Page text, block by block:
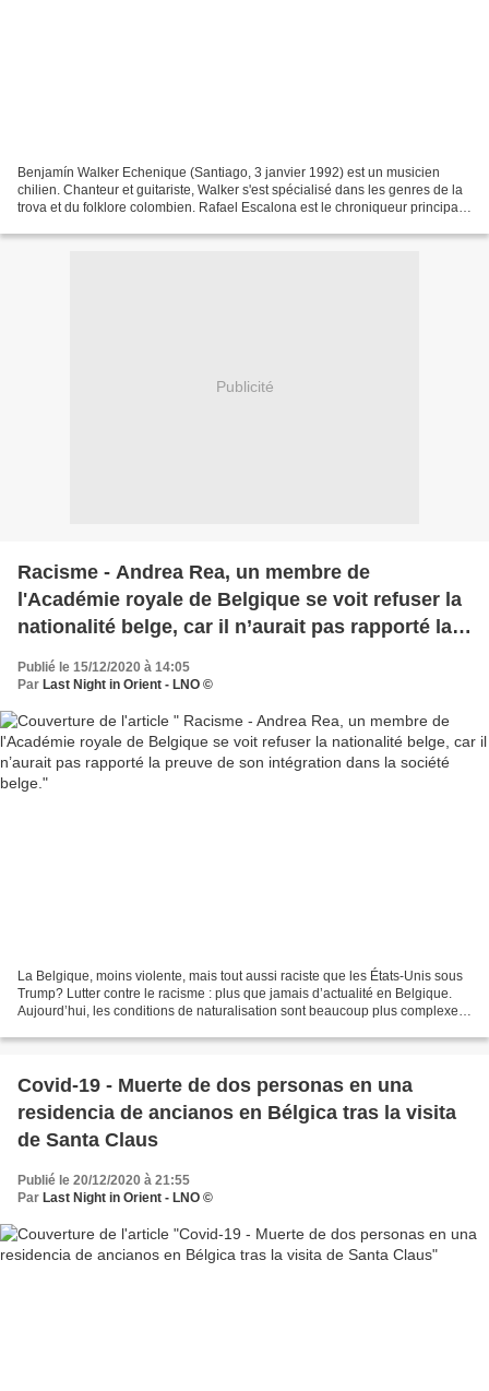
Benjamín Walker Echenique (Santiago, 3 janvier 1992) est un musicien
chilien. Chanteur et guitariste, Walker s'est spécialisé dans les genres de la
trova et du folklore colombien. Rafael Escalona est le chroniqueur principal
Publicité
Racisme - Andrea Rea, un membre de
l'Académie royale de Belgique se voit refuser la
nationalité belge, car il n’aurait pas rapporté la
Publié le 15/12/2020 à 14:05
Par Last Night in Orient - LNO ©
La Belgique, moins violente, mais tout aussi raciste que les États-Unis sous
Trump? Lutter contre le racisme : plus que jamais d’actualité en Belgique.
Aujourd’hui, les conditions de naturalisation sont beaucoup plus complexes
Covid-19 - Muerte de dos personas en una
residencia de ancianos en Bélgica tras la visita
de Santa Claus
Publié le 20/12/2020 à 21:55
Par Last Night in Orient - LNO ©